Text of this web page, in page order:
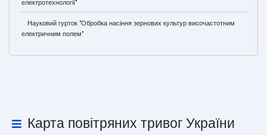
електротехнології"
Науковий гурток "Обробка насіння зернових культур височастотним
електричним полем"
Карта повітряних тривог України